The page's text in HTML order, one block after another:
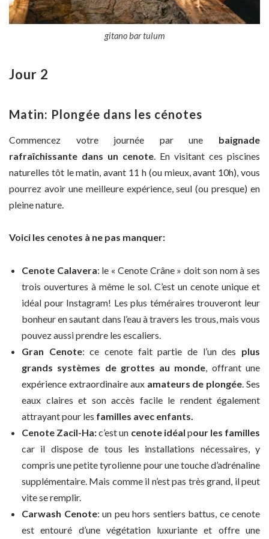
gitano bar tulum
Jour 2
Matin: Plongée dans les cénotes
Commencez votre journée par une baignade
rafraîchissante dans un cenote . En visitant ces piscines
naturelles tôt le matin, avant 11 h (ou mieux, avant 10h), vous
pourrez avoir une meilleure expérience, seul (ou presque) en
pleine nature.
Voici les cenotes à ne pas manquer:
Cenote Calavera: le « Cenote Crâne » doit son nom à ses
trois ouvertures à même le sol. C’est un cenote unique et
idéal pour Instagram! Les plus téméraires trouveront leur
bonheur en sautant dans l’eau à travers les trous, mais vous
pouvez aussi prendre les escaliers.
Gran Cenote: ce cenote fait partie de l’un des plus
grands systèmes de grottes au monde , offrant une
expérience extraordinaire aux amateurs de plongée . Ses
eaux claires et son accès facile le rendent également
attrayant pour les familles avec enfants.
Cenote Zacil-Ha:c’est un cenote idéal pour les familles
car il dispose de tous les installations nécessaires, y
compris une petite tyrolienne pour une touche d’adrénaline
supplémentaire. Mais comme il n’est pas très grand, il peut
vite se remplir.
Carwash Cenote: un peu hors sentiers battus, ce cenote
est entouré d’une végétation luxuriante et offre une